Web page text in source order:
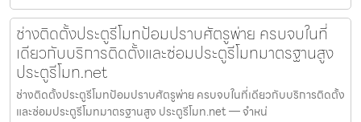
ช่างติดตั้งประตูรีโมทป้อมปราบศัตรูพ่าย ครบจบในที่
เดียวกับบริการติดตั้งและซ่อมประตูรีโมทมาตรฐานสูง
ประตูรีโมท.net
ช่างติดตั้งประตูรีโมทป้อมปราบศัตรูพ่าย ครบจบในที่เดียวกับบริการติดตั้ง
และซ่อมประตูรีโมทมาตรฐานสูง ประตูรีโมท.net — จำหน่